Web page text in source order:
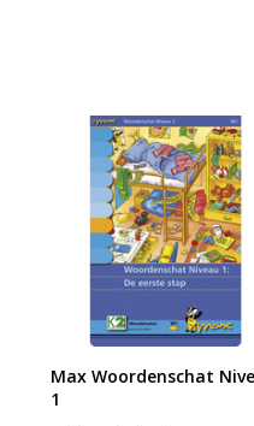
Max Woordenschat
1